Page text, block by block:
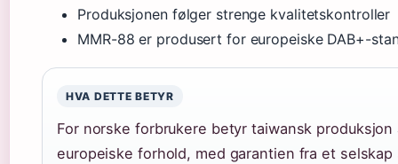
Produksjonen følger strenge kvalitetskontroller
MMR-88 er produsert for europeiske DAB+-
HVA DETTE BETYR
For norske forbrukere betyr taiwansk
europeiske forhold, med garantien fra et